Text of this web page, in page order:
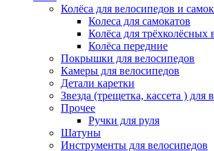
Колёса для велосипедов и
Колеса для самокатов
Колёса для трёхколёсных
Колёса передние
Покрышки для велосипедов
Камеры для велосипедов
Детали каретки
Звезда (трещетка, кассета ) для
Прочее
Ручки для руля
Шатуны
Инструменты для велосипедов